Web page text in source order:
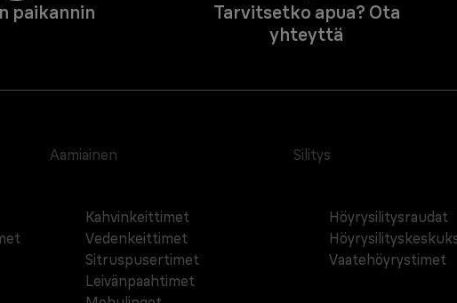
paikannin
Tarvitsetko apua? Ota
yhteyttä
Aamiainen
Kahvinkeittimet
Vedenkeittimet
Sitruspusertimet
Leivänpaahtimet
Silitys
Höyrysilitysraudat
Vaatehöyrystimet